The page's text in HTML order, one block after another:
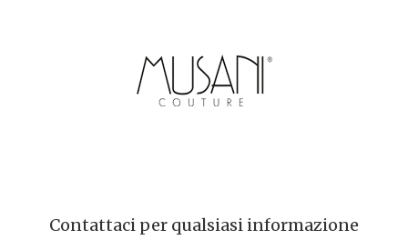
Contattaci per qualsiasi informazione